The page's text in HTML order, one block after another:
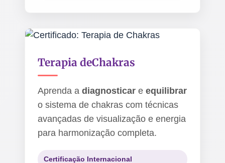
Terapia deChakras
Aprenda a diagnosticar e equilibrar
o sistema de chakras com técnicas
avançadas de visualização e energia
para harmonização completa.
Certificação Internacional